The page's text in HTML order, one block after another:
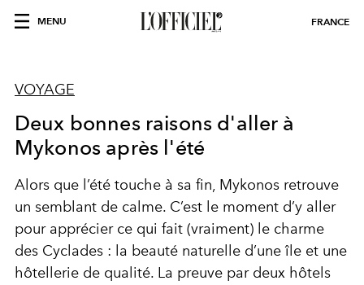
MENU FRANCE
VOYAGE
Deux bonnes raisons d'aller à
Mykonos après l'été
Alors que l’été touche à sa fin, Mykonos retrouve
un semblant de calme. C’est le moment d’y aller
pour apprécier ce qui fait (vraiment) le charme
des Cyclades : la beauté naturelle d’une île et une
hôtellerie de qualité. La preuve par deux hôtels